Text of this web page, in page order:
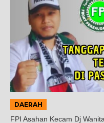
DAERAH
FPI Asahan Kecam Dj